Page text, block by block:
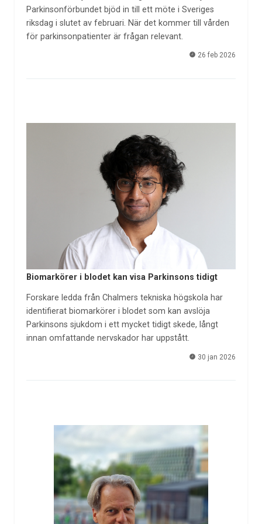
Parkinsonförbundet bjöd in till ett möte i Sveriges
riksdag i slutet av februari. När det kommer till vården
för parkinsonpatienter är frågan relevant.
26 feb 2026
Biomarkörer i blodet kan visa Parkinsons tidigt
Forskare ledda från Chalmers tekniska högskola har
identifierat biomarkörer i blodet som kan avslöja
Parkinsons sjukdom i ett mycket tidigt skede, långt
innan omfattande nervskador har uppstått.
30 jan 2026